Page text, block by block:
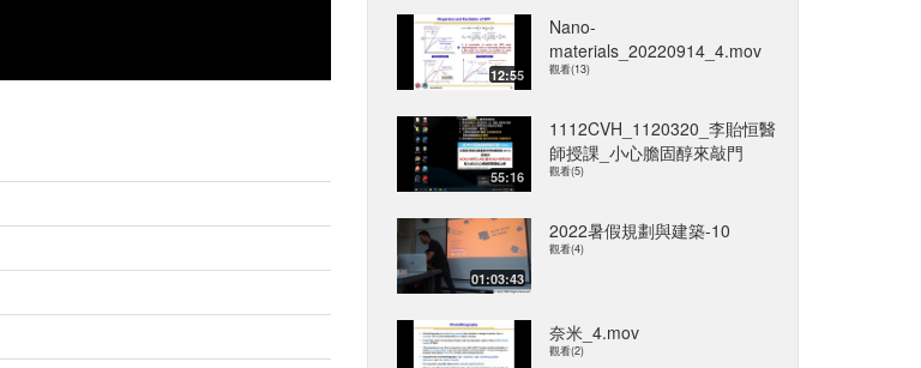
12:55
Nano-
materials_20220914_4.mov
觀看(13)
55:16
1112CVH_1120320_李貽恒醫
師授課_小心膽固醇來敲門
觀看(5)
01:03:43
2022暑假規劃與建築-10
觀看(4)
奈米_4.mov
觀看(2)